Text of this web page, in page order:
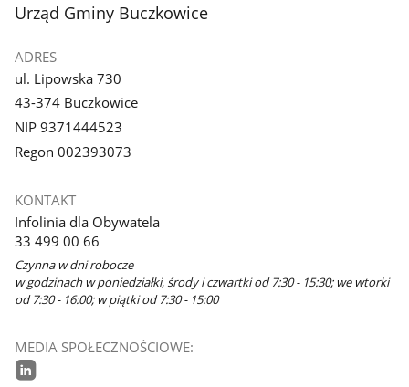
stopka
Urząd Gminy Buczkowice
ADRES
ul. Lipowska 730
43-374 Buczkowice
NIP 9371444523
Regon 002393073
KONTAKT
Infolinia dla Obywatela
33 499 00 66
Czynna w dni robocze
w godzinach w poniedziałki, środy i czwartki od 7:30 - 15:30; we wtorki
od 7:30 - 16:00; w piątki od 7:30 - 15:00
MEDIA SPOŁECZNOŚCIOWE: